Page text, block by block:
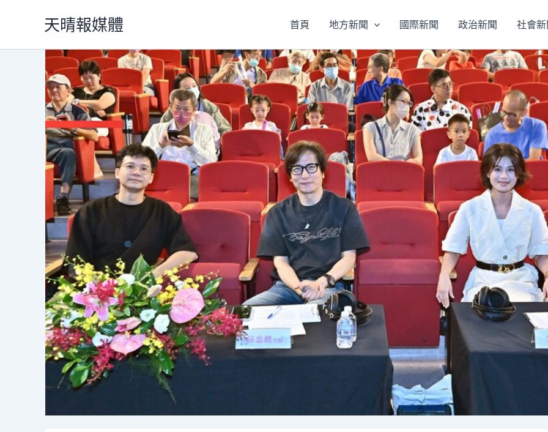
天晴報媒體 首頁 地方新聞 國際新聞 政治新聞 社會